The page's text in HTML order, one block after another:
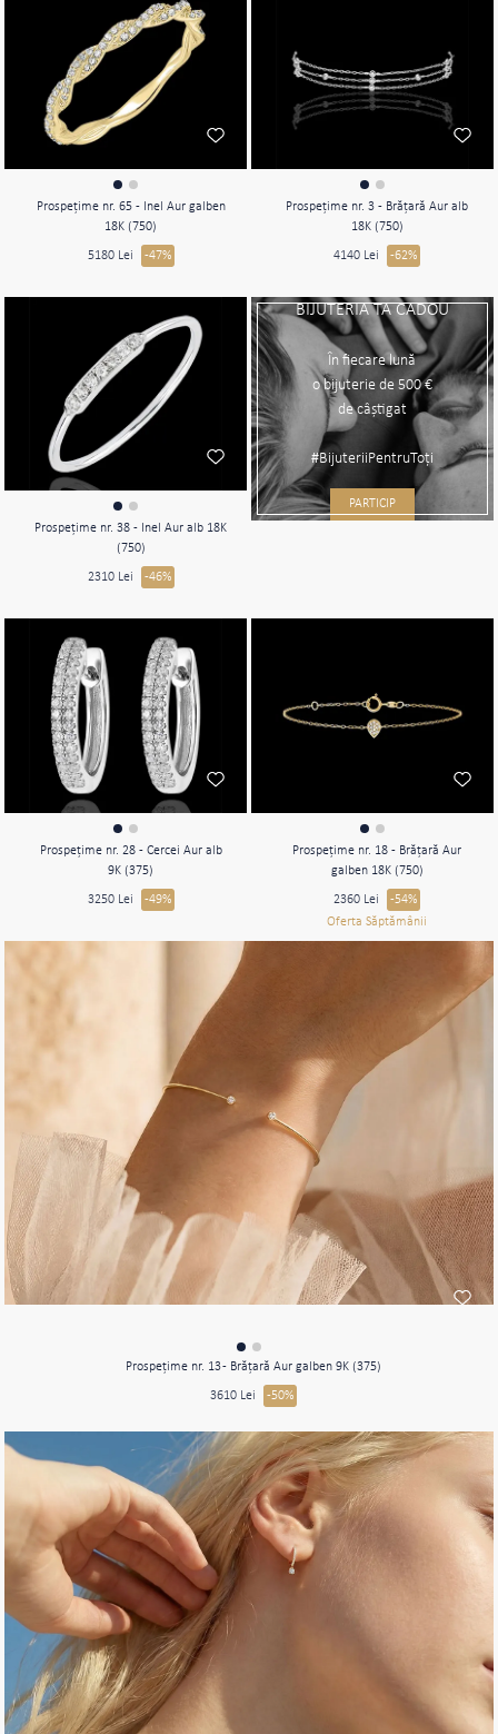
Prospeţime nr. 65 - Inel Aur galben
18K (750)
5180 Lei -47%
Prospeţime nr. 3 - Brăţară Aur alb
18K (750)
4140 Lei -62%
Prospeţime nr. 38 - Inel Aur alb 18K
(750)
2310 Lei -46%
BIJUTERIA TA CADOU
În fiecare lună
o bijuterie de 500 €
de câștigat
#BijuteriiPentruToți
PARTICIP
Prospeţime nr. 28 - Cercei Aur alb
9K (375)
3250 Lei -49%
Prospeţime nr. 18 - Brăţară Aur
galben 18K (750)
2360 Lei
-54%
Oferta Săptămânii
Prospeţime nr. 13 - Brăţară Aur galben 9K (375)
3610 Lei -50%